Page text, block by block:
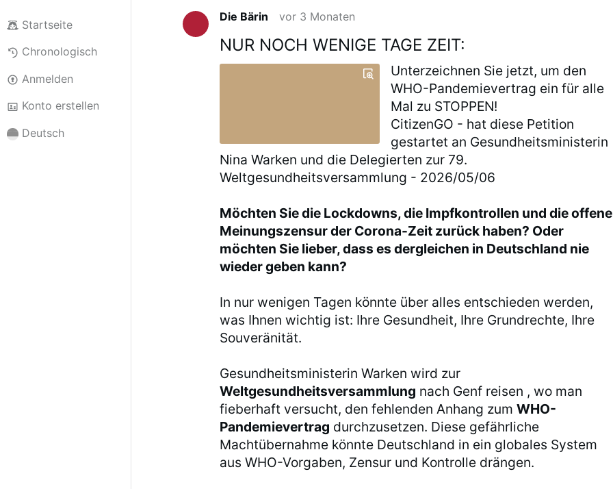
Startseite
Chronologisch
Anmelden
Konto erstellen
Deutsch
Die Bärin vor 3 Monaten
NUR NOCH WENIGE TAGE ZEIT:
Unterzeichnen Sie jetzt, um den
WHO-Pandemievertrag ein für alle
Mal zu STOPPEN!
CitizenGO - hat diese Petition
gestartet an Gesundheitsministerin
Nina Warken und die Delegierten zur 79.
Weltgesundheitsversammlung - 2026/05/06
Möchten Sie die Lockdowns, die Impfkontrollen und die offene
Meinungszensur der Corona-Zeit zurück haben? Oder
möchten Sie lieber, dass es dergleichen in Deutschland nie
wieder geben kann?
In nur wenigen Tagen könnte über alles entschieden werden,
was Ihnen wichtig ist: Ihre Gesundheit, Ihre Grundrechte, Ihre
Souveränität.
Gesundheitsministerin Warken wird zur
Weltgesundheitsversammlung nach Genf reisen , wo man
fieberhaft versucht, den fehlenden Anhang zumWHO-
Pandemievertrag durchzusetzen. Diese gefährliche
Machtübernahme könnte Deutschland in ein globales System
aus WHO-Vorgaben, Zensur und Kontrolle drängen.